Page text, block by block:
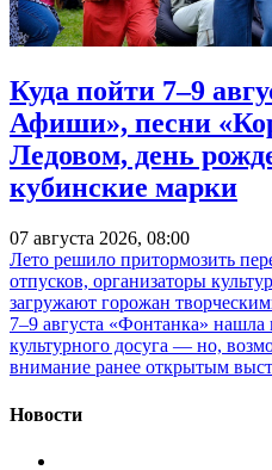
Куда пойти 7–9
Афиши», песни
Ледовом, день
кубинские марки
07 августа 2026, 08:00
Лето решило притормозить
отпусков, организаторы
загружают горожан
7–9 августа «Фонтанка»
культурного досуга — но,
внимание ранее открытым
Новости